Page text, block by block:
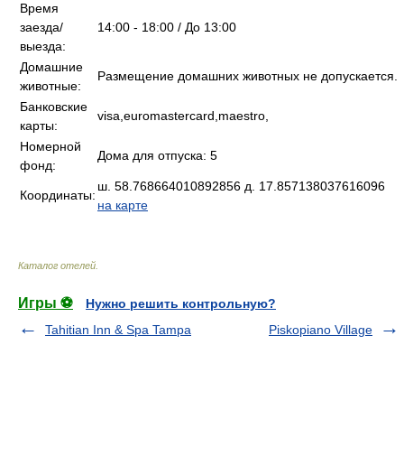
Время
заезда/
выезда:
14:00 - 18:00 / До 13:00
Домашние
животные:
Размещение домашних животных не допускается.
Банковские
карты:
visa,euromastercard,maestro,
Номерной
фонд:
Дома для отпуска: 5
Координаты:
ш. 58.768664010892856 д. 17.857138037616096
на карте
Каталог отелей
Игры ⚽
Нужно решить контрольную?
Tahitian Inn & Spa Tampa
Piskopiano Village